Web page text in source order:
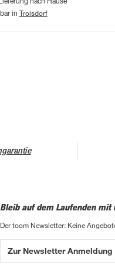
nach Hause
in Troisdorf
Bleib auf dem Laufenden
Der toom Newsletter: Keine
Zur Newsletter Anmeldung